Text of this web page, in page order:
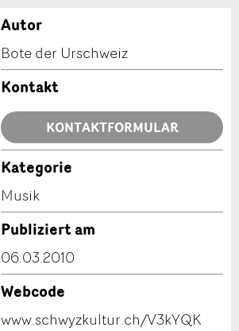
Autor
Bote der Urschweiz
Kontakt
KONTAKTFORMULAR
Kategorie
Musik
Publiziert am
06.03.2010
Webcode
www.schwyzkultur.ch/V3kYQK